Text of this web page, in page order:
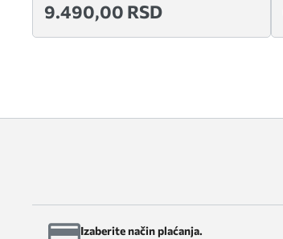
9.490,00 RSD
Izaberite način plaćanja.